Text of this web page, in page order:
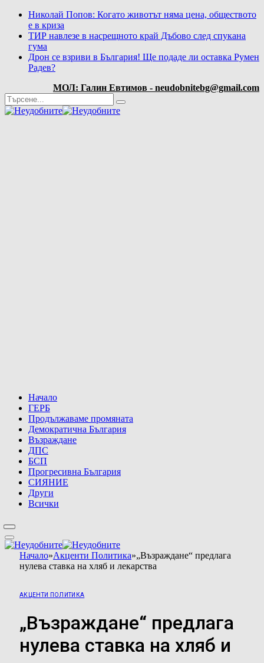
Николай Попов: Когато животът няма цена, обществото
е в криза
ТИР навлезе в насрещното край Дъбово след спукана
гума
Дрон се взриви в България! Ще подаде ли оставка Румен
Радев?
МОЛ: Галин Евтимов - neudobnitebg@gmail.com
Начало
ГЕРБ
Продължаваме промяната
Демократична България
Възраждане
ДПС
БСП
Прогресивна България
СИЯНИЕ
Други
Всички
Начало»Акценти Политика»„Възраждане“ предлага
нулева ставка на хляб и лекарства
АКЦЕНТИ ПОЛИТИКА
„Възраждане“ предлага
нулева ставка на хляб и